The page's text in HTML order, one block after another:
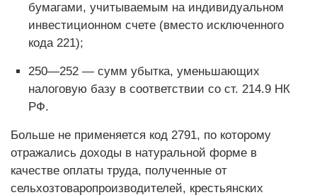
бумагами, учитываемым на индивидуальном
инвестиционном счете (вместо исключенного
кода 221);
250—252 — сумм убытка, уменьшающих
налоговую базу в соответствии со ст. 214.9 НК
РФ.
Больше не применяется код 2791, по которому
отражались доходы в натуральной форме в
качестве оплаты труда, полученные от
сельхозтоваропроизводителей, крестьянских